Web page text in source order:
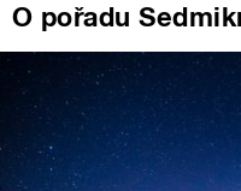
O pořadu